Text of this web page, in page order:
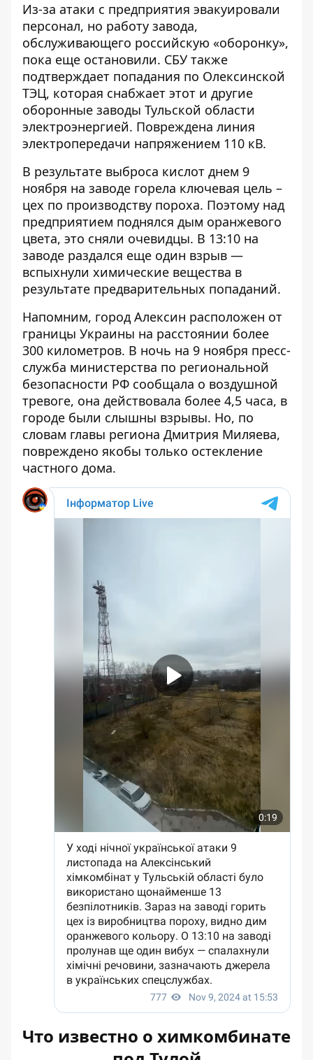
Из-за атаки с предприятия эвакуировали
персонал, но работу завода,
обслуживающего российскую «оборонку»,
пока еще остановили. СБУ также
подтверждает попадания по Олексинской
ТЭЦ, которая снабжает этот и другие
оборонные заводы Тульской области
электроэнергией. Повреждена линия
электропередачи напряжением 110 кВ.
В результате выброса кислот днем ​​9
ноября на заводе горела ключевая цель –
цех по производству пороха. Поэтому над
предприятием поднялся дым оранжевого
цвета, это сняли очевидцы. В 13:10 на
заводе раздался еще один взрыв —
вспыхнули химические вещества в
результате предварительных попаданий.
Напомним, город Алексин расположен от
границы Украины на расстоянии более
300 километров. В ночь на 9 ноября пресс-
служба министерства по региональной
безопасности РФ сообщала о воздушной
тревоге, она действовала более 4,5 часа, в
городе были слышны взрывы. Но, по
словам главы региона Дмитрия Миляева,
повреждено якобы только остекление
частного дома.
Что известно о химкомбинате